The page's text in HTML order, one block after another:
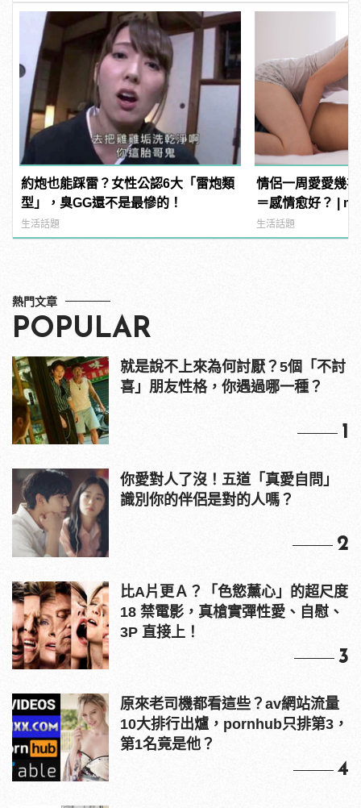
約炮也能踩雷？女性公認6大「雷炮類
型」，臭GG還不是最慘的！
生活話題
情侶一周愛愛幾
＝感情愈好？ |
男
生活話題
熱門文章
POPULAR
就是說不上來為何討厭？5個「不討
喜」朋友性格，你遇過哪一種？
1
你愛對人了沒！五道「真愛自問」
識別你的伴侶是對的人嗎？
2
比A片更Ａ？「色慾薰心」的超尺度
18 禁電影，真槍實彈性愛、自慰、
3P 直接上！
3
原來老司機都看這些？av網站流量
10大排行出爐，pornhub只排第3，
第1名竟是他？
4